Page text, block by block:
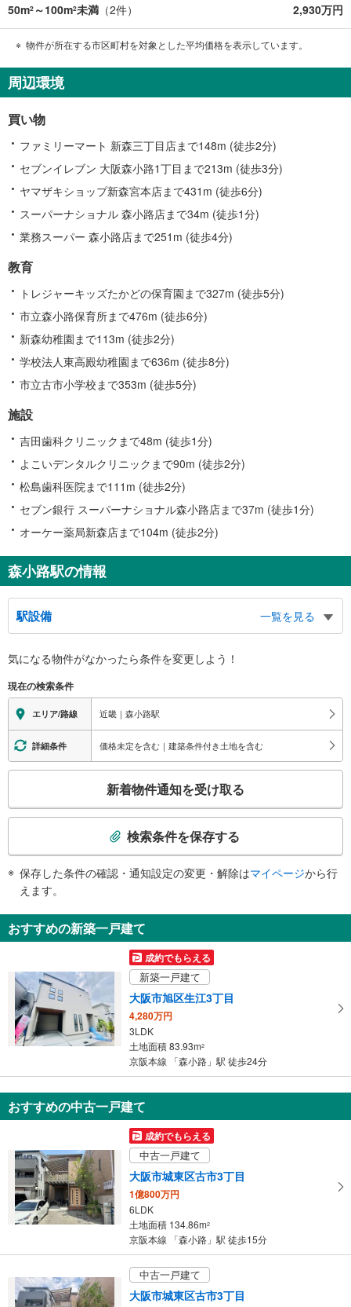
50m2 ～100m2未満 （2件） 2,930万円
物件が所在する市区町村を対象とした平均価格を表示しています。
周辺環境
買い物
ファミリーマート 新森三丁目店まで148m (徒歩2分)
セブンイレブン 大阪森小路1丁目まで213m (徒歩3分)
ヤマザキショップ新森宮本店まで431m (徒歩6分)
スーパーナショナル 森小路店まで34m (徒歩1分)
業務スーパー 森小路店まで251m (徒歩4分)
教育
トレジャーキッズたかどの保育園まで327m (徒歩5分)
市立森小路保育所まで476m (徒歩6分)
新森幼稚園まで113m (徒歩2分)
学校法人東高殿幼稚園まで636m (徒歩8分)
市立古市小学校まで353m (徒歩5分)
施設
吉田歯科クリニックまで48m (徒歩1分)
よこいデンタルクリニックまで90m (徒歩2分)
松島歯科医院まで111m (徒歩2分)
セブン銀行 スーパーナショナル森小路店まで37m (徒歩1分)
オーケー薬局新森店まで104m (徒歩2分)
森小路駅の情報
駅設備
一覧を見る
※段差なしでの移動経路
地上⇔改札⇔ホーム：○
エレベータ
・各ホーム⇔改札
トイレ
《多機能トイレ》
・改札内エレベータ⇔西改札
気になる物件がなかったら条件を変更しよう！
現在の検索条件
エリア/路線 近畿｜森小路駅
詳細条件 価格未定を含む｜建築条件付き土地を含む
検
知
を
け
取
る
・
条
マ
イ
ペ
ジ
に
保
存
す
新着物件通知を受け取る
検索条件を保存する
保存した条件の確認・通知設定の変更・解除はマイページから行
えます。
おすすめの新築一戸建て
成約でもらえる
新築一戸建て
大阪市旭区生江3丁目
4,280万円
3LDK
土地面積 83.93m2
京阪本線 「森小路」駅 徒歩24分
おすすめの中古一戸建て
成約でもらえる
中古一戸建て
大阪市城東区古市3丁目
1億800万円
6LDK
土地面積 134.86m2
京阪本線 「森小路」駅 徒歩15分
中古一戸建て
大阪市城東区古市3丁目